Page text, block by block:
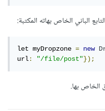
الباني الخاص بهاته المكتبة:
let myDropzone = new
url: "/file/post"});
الخاص بها.